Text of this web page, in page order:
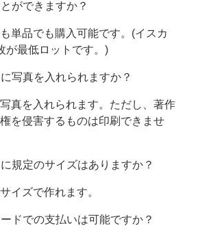
ができますか？
単品でも購入可能です。(イスカ
が最低ロットです。)
写真を入れられますか？
真を入れられます。ただし、著作
を侵害するものは印刷できませ
規定のサイズはありますか？
イズで作れます。
ドでの支払いは可能ですか？